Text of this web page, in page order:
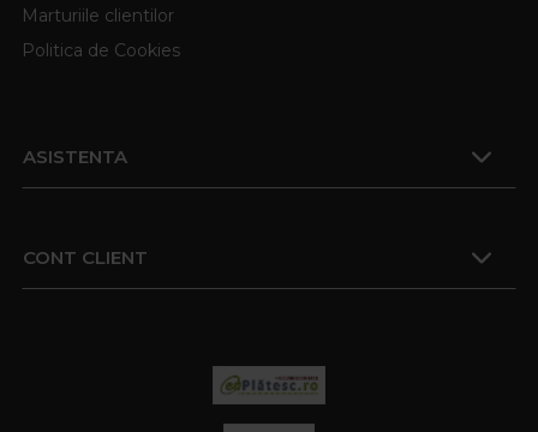
Marturiile clientilor
Politica de Cookies
ASISTENTA
CONT CLIENT